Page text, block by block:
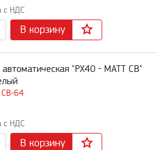
В корзину
CB-64
"PX40 - MATT CB"
В корзину